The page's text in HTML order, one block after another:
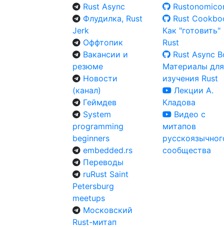
Rust Async
Флудилка, Rust
Jerk
Оффтопик
Вакансии и
резюме
Новости
(канал)
Геймдев
System
programming
beginners
embedded.rs
Переводы
ruRust Saint
Petersburg
meetups
Московский
Rust-митап
Rust
Как "готовить"
Rust
Rust Async
Материалы для
изучения Rust
Лекции А.
Кладова
Видео с
митапов
сообщества